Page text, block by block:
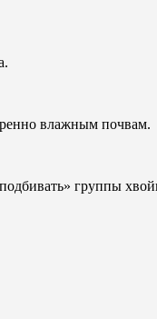
влажным почвам.
группы